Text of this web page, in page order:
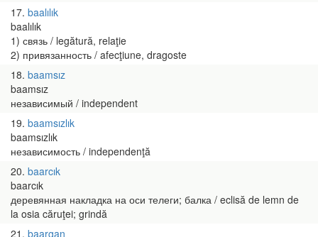
17 baalılık
baalılık
1) связь / legătură, relaţie
2) привязанность / afecţiune, dragoste
18 baamsız
baamsız
независимый / independent
19 baamsızlık
baamsızlık
независимость / independenţă
20 baarcık
baarcık
деревянная накладка на оси телеги; балка / eclisă de lemn de
la osia căruţei; grindă
21 baargan